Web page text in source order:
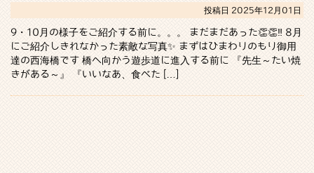
投稿日 2025年12月01日
9・10月の様子をご紹介する前に。。。 まだまだあった👏👏‼ 8月
にご紹介しきれなかった素敵な写真✨ まずはひまわりのもり御用
達の西海橋です 橋へ向かう遊歩道に進入する前に 『先生～たい焼
きがある～』 『いいなあ、食べた […]